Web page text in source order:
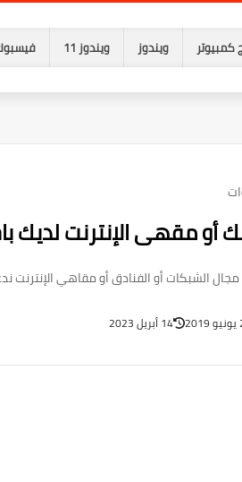
كمبيوتر ويندوز ويندوز 11
أو مقهى الإنترنت لديك
الشبكات أو الفنادق أو مقاهي الإنترنت
14 أبريل 2023